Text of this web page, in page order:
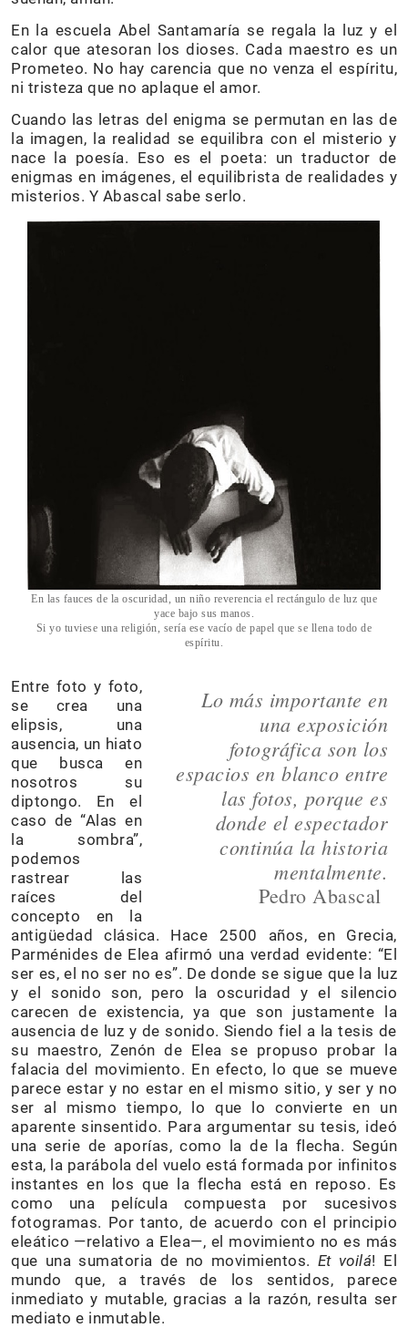
En la escuela Abel Santamaría se regala la luz y el
calor que atesoran los dioses. Cada maestro es un
Prometeo. No hay carencia que no venza el espíritu,
ni tristeza que no aplaque el amor.
Cuando las letras del enigma se permutan en las de
la imagen, la realidad se equilibra con el misterio y
nace la poesía. Eso es el poeta: un traductor de
enigmas en imágenes, el equilibrista de realidades y
misterios. Y Abascal sabe serlo.
En las fauces de la oscuridad, un niño reverencia el rectángulo de luz que
yace bajo sus manos.
Si yo tuviese una religión, sería ese vacío de papel que se llena todo de
espíritu.
Lo más importante en
una exposición
fotográfica son los
espacios en blanco entre
las fotos, porque es
donde el espectador
continúa la historia
mentalmente.
Pedro Abascal
Entre foto y foto,
se crea una
elipsis, una
ausencia, un hiato
que busca en
nosotros su
diptongo. En el
caso de “Alas en
la sombra”,
podemos
rastrear las
raíces del
concepto en la
antigüedad clásica. Hace 2500 años, en Grecia,
Parménides de Elea afirmó una verdad evidente: “El
ser es, el no ser no es”. De donde se sigue que la luz
y el sonido son, pero la oscuridad y el silencio
carecen de existencia, ya que son justamente la
ausencia de luz y de sonido. Siendo fiel a la tesis de
su maestro, Zenón de Elea se propuso probar la
falacia del movimiento. En efecto, lo que se mueve
parece estar y no estar en el mismo sitio, y ser y no
ser al mismo tiempo, lo que lo convierte en un
aparente sinsentido. Para argumentar su tesis, ideó
una serie de aporías, como la de la flecha. Según
esta, la parábola del vuelo está formada por infinitos
instantes en los que la flecha está en reposo. Es
como una película compuesta por sucesivos
fotogramas. Por tanto, de acuerdo con el principio
eleático —relativo a Elea—, el movimiento no es más
que una sumatoria de no movimientos. Et voilá! El
mundo que, a través de los sentidos, parece
inmediato y mutable, gracias a la razón, resulta ser
mediato e inmutable.